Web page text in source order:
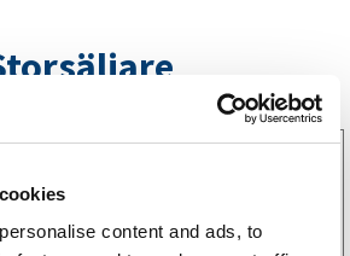
content and ads, to